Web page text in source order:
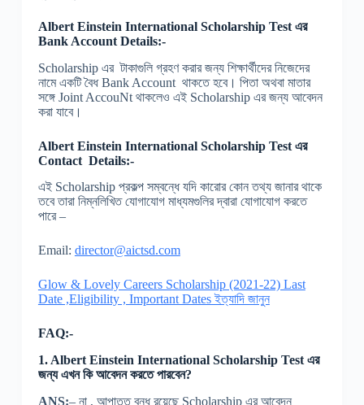
Albert Einstein International Scholarship Test এর
Bank Account Details:-
Scholarship এর টাকাগুলি গ্রহণ করার জন্য শিক্ষার্থীদের নিজেদের
নামে একটি বৈধ Bank Account থাকতে হবে। পিতা অথবা মাতার
সঙ্গে Joint AccouNt থাকলেও এই Scholarship এর জন্য আবেদন
করা যাবে।
Albert Einstein International Scholarship Test এর
Contact Details:-
এই Scholarship প্রকল্প সম্বন্ধে যদি কারোর কোন তথ্য জানার থাকে
তবে তারা নিম্নলিখিত যোগাযোগ মাধ্যমগুলির দ্বারা যোগাযোগ করতে
পারে –
Email: director@aictsd.com
Glow & Lovely Careers Scholarship (2021-22) Last
Date ,Eligibility , Important Dates ইত্যাদি জানুন
FAQ:-
1. Albert Einstein International Scholarship Test এর
জন্য এখন কি আবেদন করতে পারবেন?
ANS:– না , আপাতত বন্ধ রয়েছে Scholarship এর আবেদন